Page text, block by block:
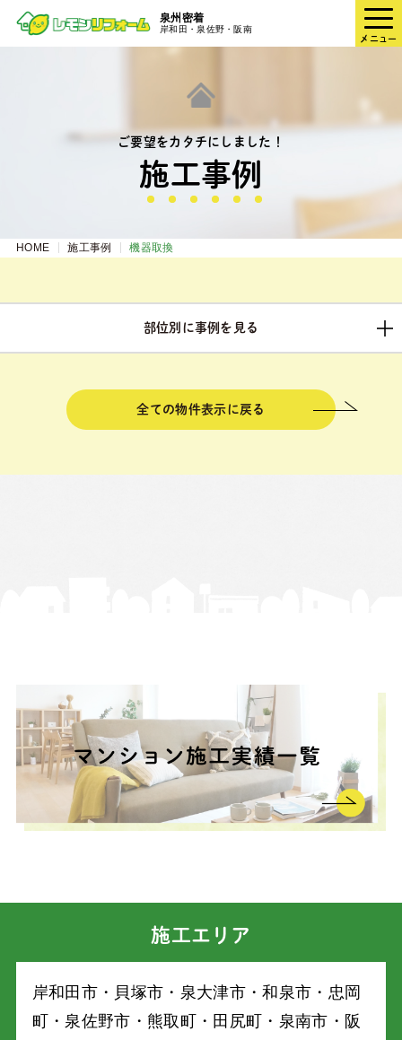
泉州密着
岸和田・泉佐野・阪南
メニュー
ご要望をカタチにしました！
施⼯事例
HOME 施工事例 機器取換
部位別に事例を見る
全ての物件表示に戻る
施工エリア
岸和⽥市・⾙塚市・泉⼤津市・和泉市・忠岡
町・泉佐野市・熊取町・⽥尻町・泉南市・阪